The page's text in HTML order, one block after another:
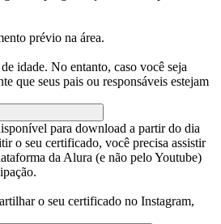
prévio na área.
idade. No entanto, caso você seja
que seus pais ou responsáveis estejam
para download a partir do dia
o seu certificado, você precisa assistir
da Alura (e não pelo Youtube)
o seu certificado no Instagram,